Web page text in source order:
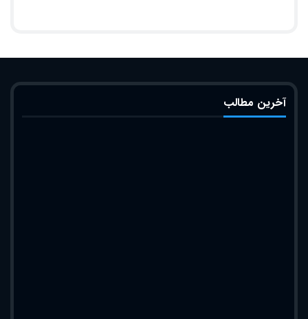
آخرین مطالب